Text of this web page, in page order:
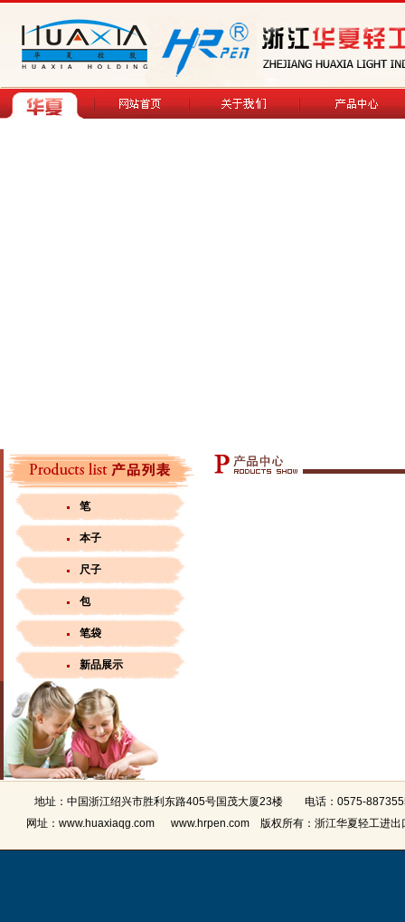
笔
本子
尺子
包
笔袋
新品展示
地址：中国浙江绍兴市胜利东路405号国茂大厦23楼 电话：0575-
网址： www.huaxiaqg.com www.hrpen.com 版权所有：浙江华夏轻工进